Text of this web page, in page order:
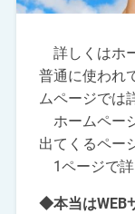
詳しくはホ
普通に使われ
ムページでは
ホームペー
出てくるペー
1ページで詳
◆本当はWEB